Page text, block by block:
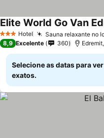
3 EstrelasHotel Sauna relaxante no
Elite World Go Van
8,9 Excelente 360
Selecione as datas para
exatos.